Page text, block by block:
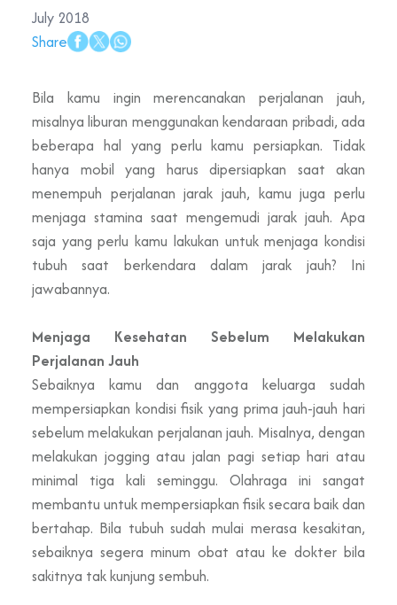
July 2018
Share
Bila kamu ingin merencanakan perjalanan jauh,
misalnya liburan menggunakan kendaraan pribadi, ada
beberapa hal yang perlu kamu persiapkan. Tidak
hanya mobil yang harus dipersiapkan saat akan
menempuh perjalanan jarak jauh, kamu juga perlu
menjaga stamina saat mengemudi jarak jauh. Apa
saja yang perlu kamu lakukan untuk menjaga kondisi
tubuh saat berkendara dalam jarak jauh? Ini
jawabannya.
Menjaga Kesehatan Sebelum Melakukan
Perjalanan Jauh
Sebaiknya kamu dan anggota keluarga sudah
mempersiapkan kondisi fisik yang prima jauh-jauh hari
sebelum melakukan perjalanan jauh. Misalnya, dengan
melakukan jogging atau jalan pagi setiap hari atau
minimal tiga kali seminggu. Olahraga ini sangat
membantu untuk mempersiapkan fisik secara baik dan
bertahap. Bila tubuh sudah mulai merasa kesakitan,
sebaiknya segera minum obat atau ke dokter bila
sakitnya tak kunjung sembuh.